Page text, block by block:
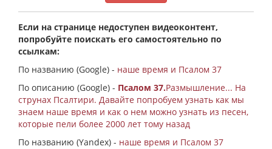
Если на странице недоступен видеоконтент,
попробуйте поискать его самостоятельно по
ссылкам:
По названию (Google) - наше время и Псалом 37
По описанию (Google) - Псалом 37.Размышление... На
струнах Псалтири. Давайте попробуем узнать как мы
знаем наше время и как о нем можно узнать из песен,
которые пели более 2000 лет тому назад
По названию (Yandex) - наше время и Псалом 37